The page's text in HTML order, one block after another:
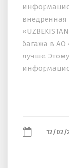
багажа в АО
лучше.
12/02/